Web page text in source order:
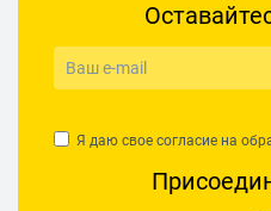
Я даю свое согласие на